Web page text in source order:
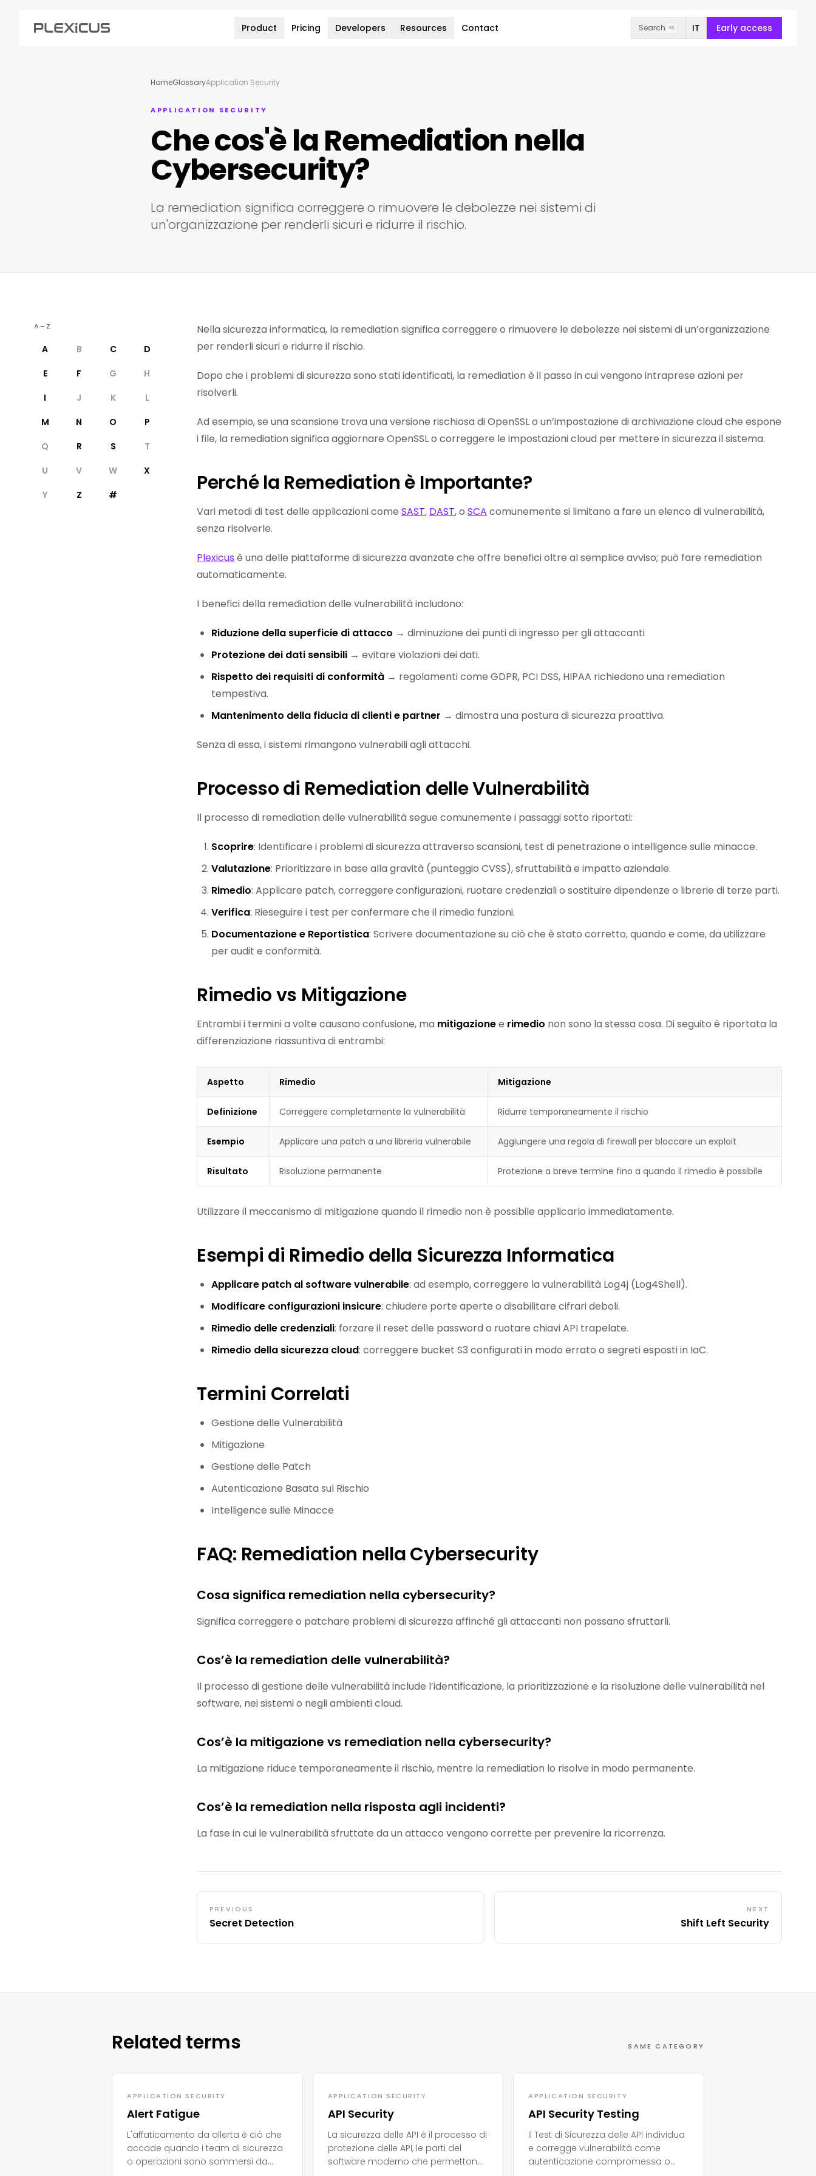
Product Pricing Developers Resources Contact Search ⌘K IT Early access
HomeGlossaryApplication Security
APPLICATION SECURITY
Che cos'è la Remediation nella
Cybersecurity?
La remediation significa correggere o rimuovere le debolezze nei sistemi di
un'organizzazione per renderli sicuri e ridurre il rischio.
A–Z
A B C
D
E
F G
H
I
J K
L
M
N O
P
Q
R S
T
U
V W
X
Y
Z #
Nella sicurezza informatica, la remediation significa correggere o rimuovere le debolezze nei sistemi di un’organizzazione
per renderli sicuri e ridurre il rischio.
Dopo che i problemi di sicurezza sono stati identificati, la remediation è il passo in cui vengono intraprese azioni per
risolverli.
Ad esempio, se una scansione trova una versione rischiosa di OpenSSL o un’impostazione di archiviazione cloud che espone
i file, la remediation significa aggiornare OpenSSL o correggere le impostazioni cloud per mettere in sicurezza il sistema.
Perché la Remediation è Importante?
Vari metodi di test delle applicazioni come SAST, DAST, o SCA comunemente si limitano a fare un elenco di vulnerabilità,
senza risolverle.
Plexicus è una delle piattaforme di sicurezza avanzate che offre benefici oltre al semplice avviso; può fare remediation
automaticamente.
I benefici della remediation delle vulnerabilità includono:
Riduzione della superficie di attacco → diminuzione dei punti di ingresso per gli attaccanti
Protezione dei dati sensibili → evitare violazioni dei dati.
Rispetto dei requisiti di conformità → regolamenti come GDPR, PCI DSS, HIPAA richiedono una remediation
tempestiva.
Mantenimento della fiducia di clienti e partner → dimostra una postura di sicurezza proattiva.
Senza di essa, i sistemi rimangono vulnerabili agli attacchi.
Processo di Remediation delle Vulnerabilità
Il processo di remediation delle vulnerabilità segue comunemente i passaggi sotto riportati:
Scoprire: Identificare i problemi di sicurezza attraverso scansioni, test di penetrazione o intelligence sulle minacce.
Valutazione: Prioritizzare in base alla gravità (punteggio CVSS), sfruttabilità e impatto aziendale.
Rimedio: Applicare patch, correggere configurazioni, ruotare credenziali o sostituire dipendenze o librerie di terze parti.
Verifica: Rieseguire i test per confermare che il rimedio funzioni.
Documentazione e Reportistica: Scrivere documentazione su ciò che è stato corretto, quando e come, da utilizzare
per audit e conformità.
Rimedio vs Mitigazione
Entrambi i termini a volte causano confusione, ma mitigazionee rimedio non sono la stessa cosa. Di seguito è riportata la
differenziazione riassuntiva di entrambi:
Aspetto Rimedio Mitigazione
Definizione Correggere completamente la vulnerabilità Ridurre temporaneamente il rischio
Esempio Applicare una patch a una libreria vulnerabile Aggiungere una regola di firewall per bloccare un exploit
Risultato Risoluzione permanente Protezione a breve termine fino a quando il rimedio è possibile
Utilizzare il meccanismo di mitigazione quando il rimedio non è possibile applicarlo immediatamente.
Esempi di Rimedio della Sicurezza Informatica
Applicare patch al software vulnerabile: ad esempio, correggere la vulnerabilità Log4j (Log4Shell).
Modificare configurazioni insicure: chiudere porte aperte o disabilitare cifrari deboli.
Rimedio delle credenziali: forzare il reset delle password o ruotare chiavi API trapelate.
Rimedio della sicurezza cloud: correggere bucket S3 configurati in modo errato o segreti esposti in IaC.
Termini Correlati
Gestione delle Vulnerabilità
Mitigazione
Gestione delle Patch
Autenticazione Basata sul Rischio
Intelligence sulle Minacce
FAQ: Remediation nella Cybersecurity
Cosa significa remediation nella cybersecurity?
Significa correggere o patchare problemi di sicurezza affinché gli attaccanti non possano sfruttarli.
Cos’è la remediation delle vulnerabilità?
Il processo di gestione delle vulnerabilità include l’identificazione, la prioritizzazione e la risoluzione delle vulnerabilità nel
software, nei sistemi o negli ambienti cloud.
Cos’è la mitigazione vs remediation nella cybersecurity?
La mitigazione riduce temporaneamente il rischio, mentre la remediation lo risolve in modo permanente.
Cos’è la remediation nella risposta agli incidenti?
La fase in cui le vulnerabilità sfruttate da un attacco vengono corrette per prevenire la ricorrenza.
PREVIOUS
Secret Detection
NEXT
Shift Left Security
Related terms SAME CATEGORY
APPLICATION SECURITY
Alert Fatigue
L'affaticamento da allerta è ciò che
accade quando i team di sicurezza
o operazioni sono sommersi da
APPLICATION SECURITY
API Security
La sicurezza delle API è il processo di
protezione delle API, le parti del
software moderno che permettono
APPLICATION SECURITY
API Security Testing
Il Test di Sicurezza delle API individua
e corregge vulnerabilità come
autenticazione compromessa o